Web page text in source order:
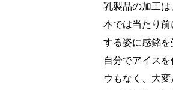
乳製品の加工
本では当たり
する姿に感銘を
自分でアイス
ウもなく、大変